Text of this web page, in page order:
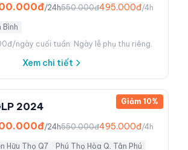
/24h550.000đ495.000đ/4h
Bình
ngày cuối tuần. Ngày lễ phụ thu riêng.
Xem chi tiết
Giảm 10%
2024
/24h550.000đ495.000đ/4h
Hữu Thọ Q7
Phú Thọ Hòa Q. Tân Phú